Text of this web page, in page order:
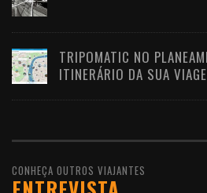
TRIPOMATIC NO
ITINERÁRIO DA SUA
CONHEÇA OUTROS VIAJANTES